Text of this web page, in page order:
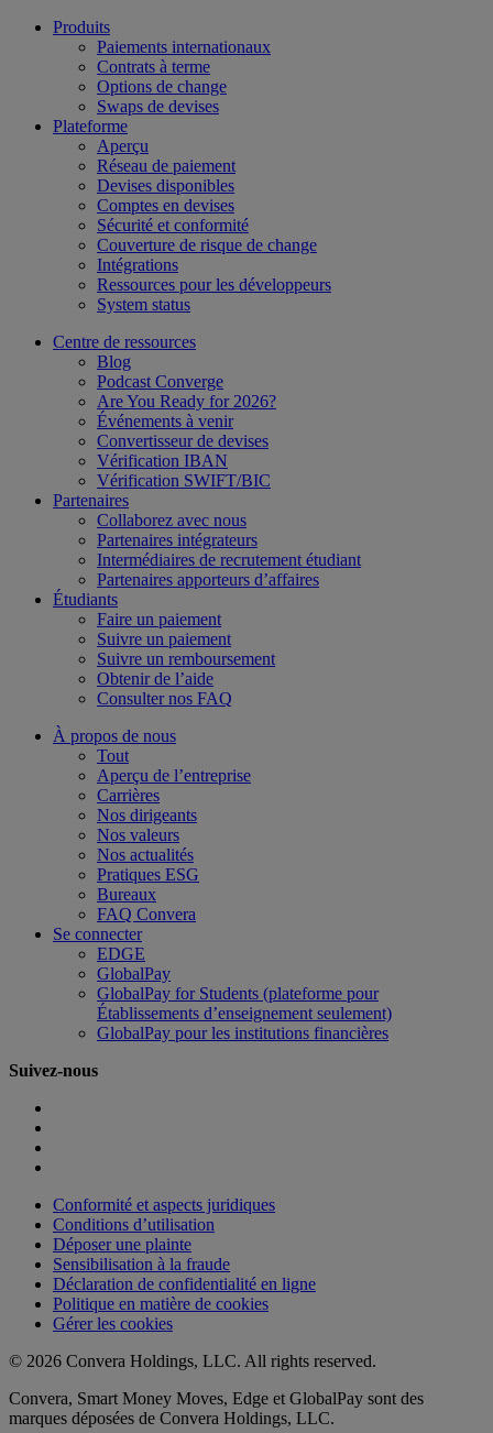
Produits
Paiements internationaux
Contrats à terme
Options de change
Swaps de devises
Plateforme
Aperçu
Réseau de paiement
Devises disponibles
Comptes en devises
Sécurité et conformité
Couverture de risque de change
Intégrations
Ressources pour les développeurs
System status
Centre de ressources
Blog
Podcast Converge
Are You Ready for 2026?
Événements à venir
Convertisseur de devises
Vérification IBAN
Vérification SWIFT/BIC
Partenaires
Collaborez avec nous
Partenaires intégrateurs
Intermédiaires de recrutement étudiant
Partenaires apporteurs d’affaires
Étudiants
Faire un paiement
Suivre un paiement
Suivre un remboursement
Obtenir de l’aide
Consulter nos FAQ
À propos de nous
Tout
Aperçu de l’entreprise
Carrières
Nos dirigeants
Nos valeurs
Nos actualités
Pratiques ESG
Bureaux
FAQ Convera
Se connecter
EDGE
GlobalPay
GlobalPay for Students (plateforme pour
Établissements d’enseignement seulement)
GlobalPay pour les institutions financières
Suivez-nous
Conformité et aspects juridiques
Conditions d’utilisation
Déposer une plainte
Sensibilisation à la fraude
Déclaration de confidentialité en ligne
Politique en matière de cookies
Gérer les cookies
© 2026 Convera Holdings, LLC. All rights reserved.
Convera, Smart Money Moves, Edge et GlobalPay sont des
marques déposées de Convera Holdings, LLC.